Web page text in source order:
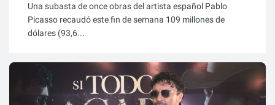
Una subasta de once obras del artista español Pablo
Picasso recaudó este fin de semana 109 millones de
dólares (93,6...